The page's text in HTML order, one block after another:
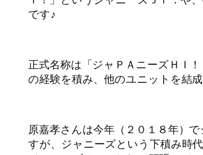
ニックネームやあだ名は「よし君
身長は１７４ｃｍ、体重は６０ｋ
趣味は筋トレだそうですが格好良
原嘉孝のジャニーズ入所日はいつ？